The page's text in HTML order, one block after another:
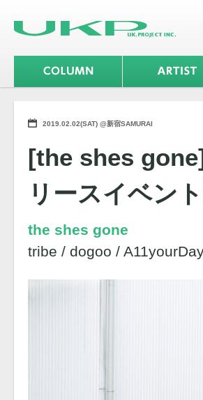
2019.02.02(SAT) @新宿SAMURAI
[the shes
リースイベン
the shes gone
tribe / dogoo /